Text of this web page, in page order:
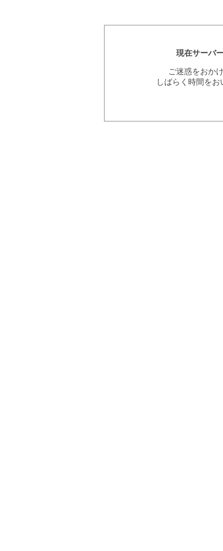
現在サーバ
ご迷惑をおか
しばらく時間を